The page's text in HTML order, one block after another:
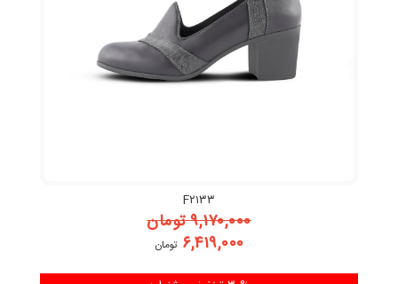
F۲۱۳۳
۹,۱۷۰,۰۰۰تومان
۶,۴۱۹,۰۰۰ تومان